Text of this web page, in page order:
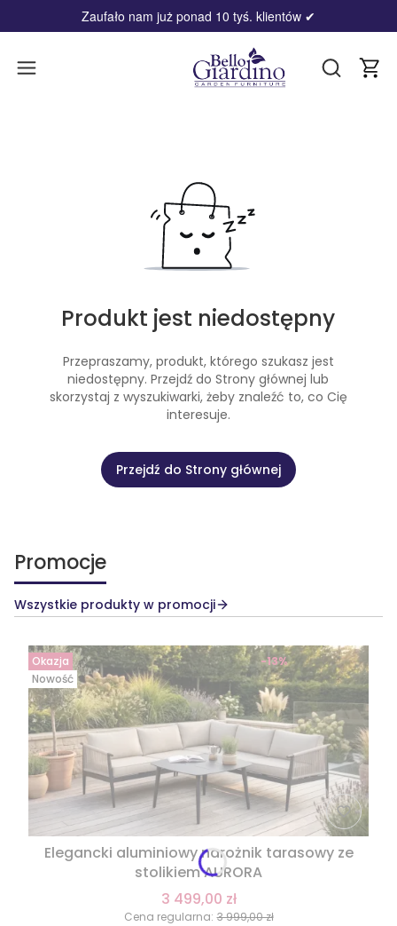
Zaufało nam już ponad 10 tyś. klientów ✔
Otwórz
Produkt jest niedostępny
Przepraszamy, produkt, którego szukasz jest
niedostępny. Przejdź do Strony głównej lub
skorzystaj z wyszukiwarki, żeby znaleźć to, co Cię
interesuje.
Przejdź do Strony głównej
Promocje
Wszystkie produkty w promocji
Okazja
Nowość
Elegancki aluminiowy narożnik tarasowy ze
stolikiem AURORA
3 499,00 zł
Cena regularna: 3 999,00 zł
-13%